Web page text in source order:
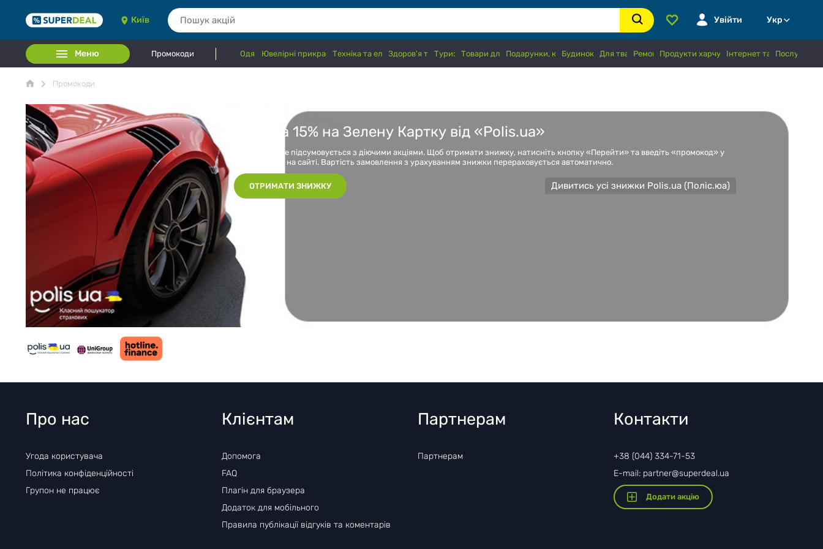
Київ Увійти Укр
Меню Промокоди Одяг Ювелірні прикраси, годинники
Техніка та електронікаЗдоров'я та краса
ТуризмТовари для дітейПодарунки, книги, хобі
Будинок і садДля тваринРемонтПродукти харчування і напої
Інтернет та зв'язок
Послуги
Промокоди
Знижка 15% на Зелену Картку від «Polis.ua»
Пропозиція не підсумовується з діючими акціями. Щоб отримати знижку, натисніть кнопку «Перейти» та введіть «промокод» у
калькуляторі на сайті. Вартість замовлення з урахуванням знижки перераховується автоматично.
ОТРИМАТИ ЗНИЖКУ Дивитись усі знижки Polis.ua (Поліс.юа)
Про нас
Угода користувача
Політика конфіденційності
Групон не працює
Клієнтам
Допомога
FAQ
Плагін для браузера
Додаток для мобільного
Правила публікації відгуків та коментарів
Партнерам
Партнерам
Контакти
+38 (044) 334-71-53
E-mail: partner@superdeal.ua
Додати акцію